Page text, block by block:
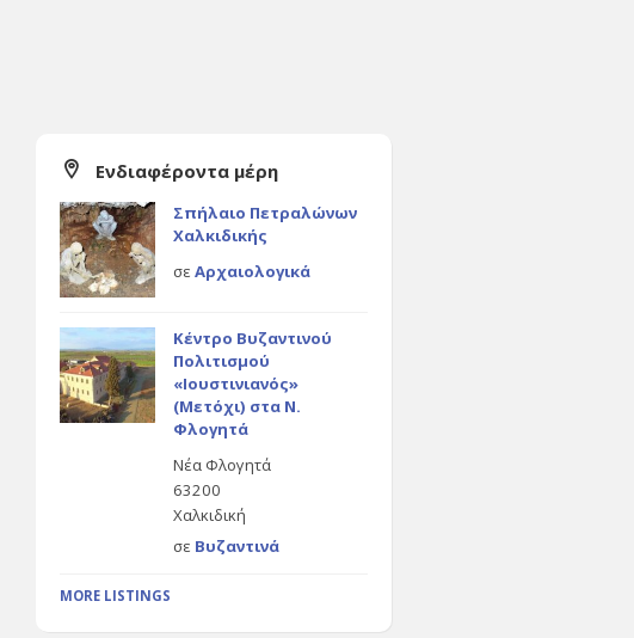
Ενδιαφέροντα μέρη
Σπήλαιο Πετραλώνων
Χαλκιδικής
σε Αρχαιολογικά
Κέντρο Βυζαντινού
Πολιτισμού
«Ιουστινιανός»
(Μετόχι) στα Ν.
Φλογητά
Νέα Φλογητά
63200
Χαλκιδική
σε Βυζαντινά
MORE LISTINGS